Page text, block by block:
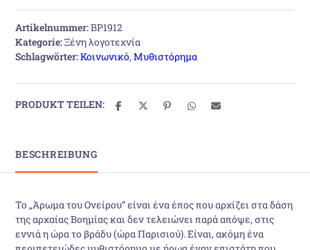
Artikelnummer:BP1912
Kategorie:Ξένη λογοτεχνία
Schlagwörter:Κοινωνικό,Μυθιστόρημα
PRODUKT TEILEN:
BESCHREIBUNG
Το „Άρωμα του Ονείρου“ είναι ένα έπος που αρχίζει στα δάση
της αρχαίας Βοημίας και δεν τελειώνει παρά απόψε, στις
εννιά η ώρα το βράδυ (ώρα Παρισιού). Είναι, ακόμη ένα